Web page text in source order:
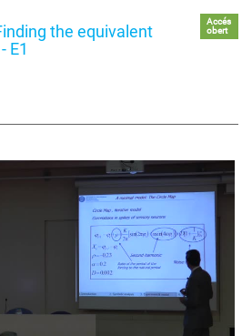
the equivalent
E1
Accés
obert